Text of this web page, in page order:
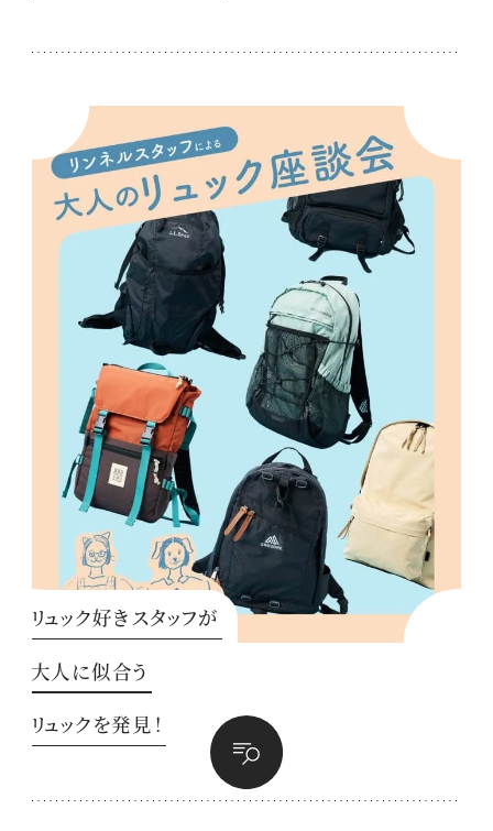
リュック好きスタッフが
大人に似合う
リュックを発見！